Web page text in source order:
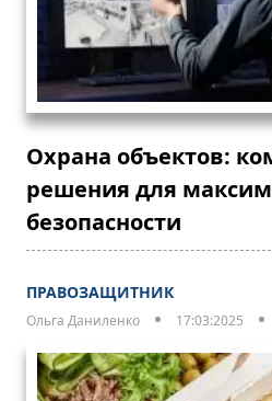
Охрана объектов:
решения для
безопасности
ПРАВОЗАЩИТНИК
Ольга Даниленко 17:03:2025